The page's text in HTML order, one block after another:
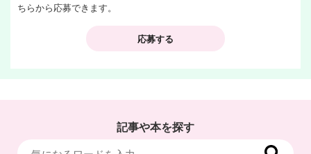
ちらから応募できます。
応募する
記事や本を探す